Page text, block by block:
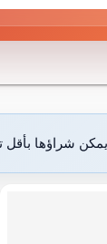
شراؤها بأقل